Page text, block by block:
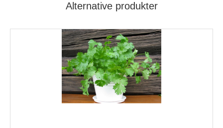
Alternative produkter